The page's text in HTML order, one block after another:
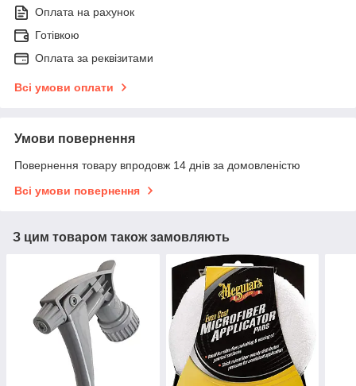
Оплата на рахунок
Готівкою
Оплата за реквізитами
Всі умови оплати
Умови повернення
Повернення товару впродовж 14 днів за домовленістю
Всі умови повернення
З цим товаром також замовляють